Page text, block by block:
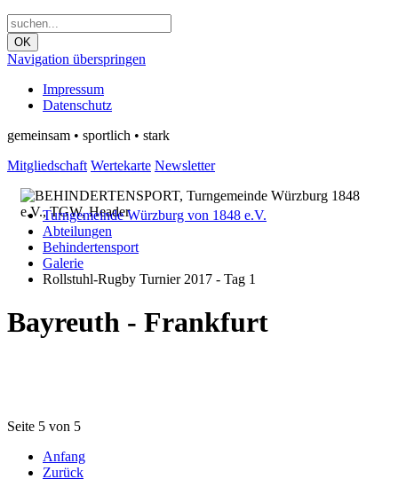
OK
Navigation überspringen
Impressum
Datenschutz
gemeinsam • sportlich • stark
Mitgliedschaft Wertekarte Newsletter
Turngemeinde Würzburg von 1848 e.V.
Abteilungen
Behindertensport
Galerie
Rollstuhl-Rugby Turnier 2017 - Tag 1
Bayreuth - Frankfurt
Seite 5 von 5
Anfang
Zurück